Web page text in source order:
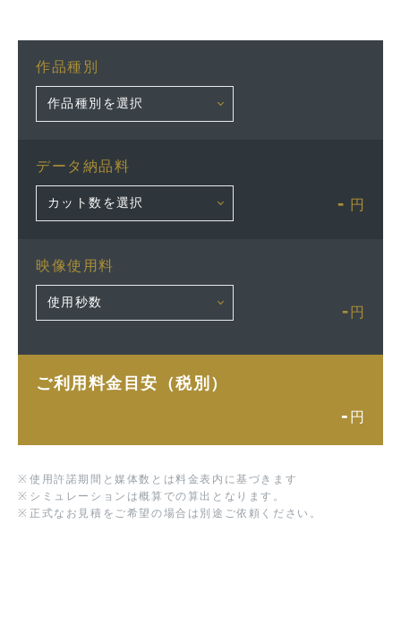
作品種別
データ納品料
- 円
映像使用料
- 円
ご利用料金目安（税別）
- 円
※ 使用許諾期間と媒体数とは料金表内に基づきます
※ シミュレーションは概算での算出となります。
※ 正式なお見積をご希望の場合は別途ご依頼ください。